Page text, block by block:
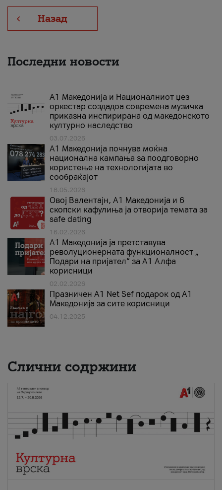
Назад
Последни новости
А1 Македонија и Националниот џез
оркестар создадоа современа музичка
приказна инспирирана од македонското
културно наследство
03.07.2026
A1 Македонија почнува моќна
национална кампања за поодговорно
користење на технологијата во
сообраќајот
18.05.2026
Овој Валентајн, A1 Македонија и 6
скопски кафулиња ја отворија темата за
safe dating
16.02.2026
А1 Македонија ја претставува
револуционерната функционалност „
Подари на пријател“ за А1 Алфа
корисници
02.02.2026
Празничен A1 Net Sеf подарок од А1
Македонија за сите корисници
04.12.2025
Слични содржини